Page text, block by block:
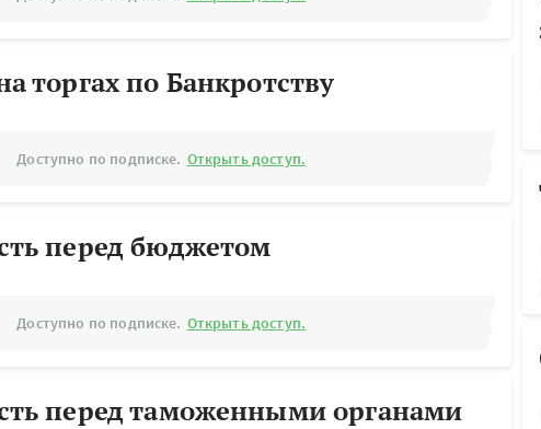
торгах по Банкротству
Доступно по подписке. Открыть доступ.
перед бюджетом
Доступно по подписке. Открыть доступ.
перед таможенными органами